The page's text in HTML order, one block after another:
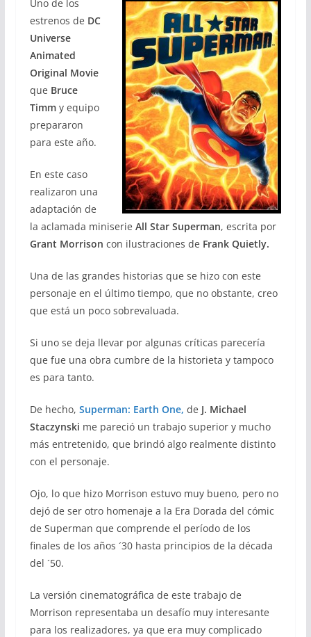
Uno de los
estrenos de DC
Universe
Animated
Original Movie
que Bruce
Timmy equipo
prepararon
para este año.
En este caso
realizaron una
adaptación de
la aclamada miniserie All Star Superman, escrita por
Grant Morrison con ilustraciones de Frank Quietly.
Una de las grandes historias que se hizo con este
personaje en el último tiempo, que no obstante, creo
que está un poco sobrevaluada.
Si uno se deja llevar por algunas críticas parecería
que fue una obra cumbre de la historieta y tampoco
es para tanto.
De hecho, Superman: Earth One, de J. Michael
Staczynski me pareció un trabajo superior y mucho
más entretenido, que brindó algo realmente distinto
con el personaje.
Ojo, lo que hizo Morrison estuvo muy bueno, pero no
dejó de ser otro homenaje a la Era Dorada del cómic
de Superman que comprende el período de los
finales de los años ´30 hasta principios de la década
del ´50.
La versión cinematográfica de este trabajo de
Morrison representaba un desafío muy interesante
para los realizadores, ya que era muy complicado